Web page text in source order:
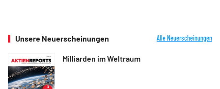
Unsere Neuerscheinungen Alle Neuerscheinungen
Milliarden im Weltraum